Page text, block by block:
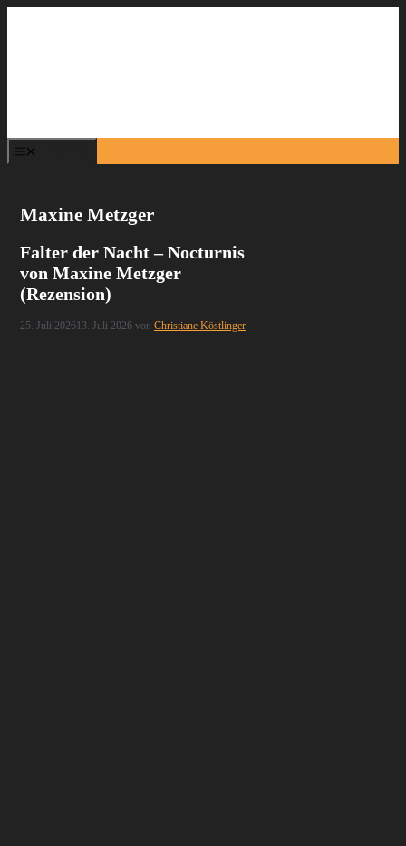
Maxine Metzger
Falter der Nacht – Nocturnis
von Maxine Metzger
(Rezension)
25. Juli 202613. Juli 2026 vonChristiane Köstlinger